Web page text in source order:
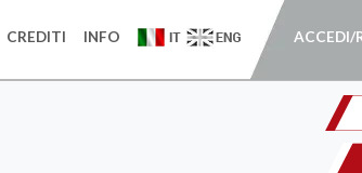
CREDITI INFO ACCEDI/